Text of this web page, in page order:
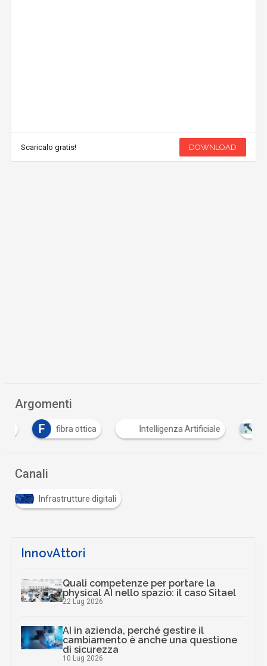
Scaricalo gratis! DOWNLOAD
Argomenti
fibra ottica Intelligenza Artificiale
Canali
Infrastrutture digitali
InnovAttori
Quali competenze per portare la
physical AI nello spazio: il caso Sitael
22 Lug 2026
AI in azienda, perché gestire il
cambiamento è anche una questione
di sicurezza
10 Lug 2026